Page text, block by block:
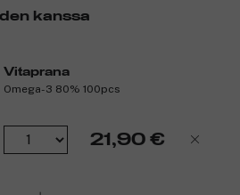
kanssa
Vitaprana
Omega-3 80% 100pcs
21,90 €